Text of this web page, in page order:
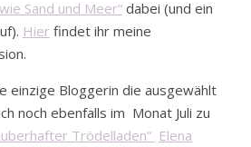
Sand und Meer“dabei (und ein
Hier findet ihr meine
einzige Bloggerin die ausgewählt
noch ebenfalls im Monat Juli zu
Trödelladen“ Elena